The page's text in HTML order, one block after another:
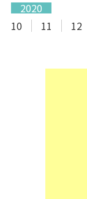
2020
10
11 12